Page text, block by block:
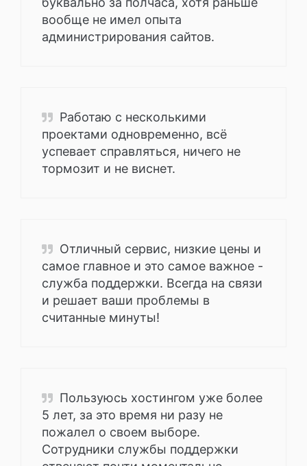
вообще не имел опыта
администрирования сайтов.
Работаю с несколькими
проектами одновременно, всё
успевает справляться, ничего не
тормозит и не виснет.
Отличный сервис, низкие цены и
самое главное и это самое важное -
служба поддержки. Всегда на связи
и решает ваши проблемы в
считанные минуты!
Пользуюсь хостингом уже более
5 лет, за это время ни разу не
пожалел о своем выборе.
Сотрудники службы поддержки